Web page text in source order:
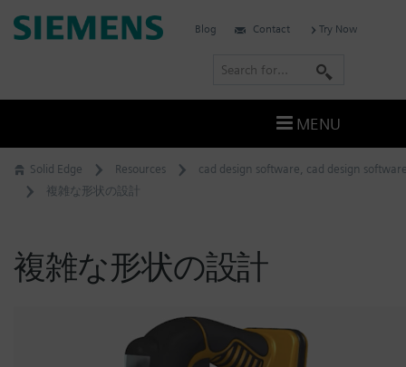
Skip
to
Solid Edge Resources cad design software, cad design
複雑な形状の設計
複雑な形状の設計
Siemens
Blog Contact Try Now
r
c
MENU